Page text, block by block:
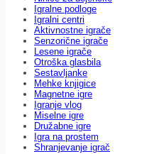
Igralne podloge
Igralni centri
Aktivnostne igrače
Senzorične igrače
Lesene igrače
Otroška glasbila
Sestavljanke
Mehke knjigice
Magnetne igre
Igranje vlog
Miselne igre
Družabne igre
Igra na prostem
Shranjevanje igrač